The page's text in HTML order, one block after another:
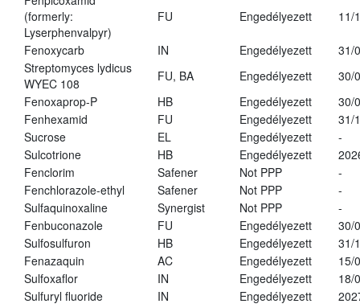
(formerly:
Lyserphenvalpyr)
FU Engedélyezett 11/
Fenoxycarb IN Engedélyezett
31/
Streptomyces lydicus
WYEC 108
FU, BA Engedélyezett
30/
Fenoxaprop-P
HB Engedélyezett
30/
Fenhexamid
FU Engedélyezett
31/
Sucrose
EL Engedélyezett
-
Sulcotrione
HB Engedélyezett
Fenclorim
Safener Not PPP
-
Fenchlorazole-ethyl
Safener Not PPP
-
Sulfaquinoxaline
Synergist Not PPP
-
Fenbuconazole
FU Engedélyezett
30/
Sulfosulfuron
HB Engedélyezett
31/
Fenazaquin
AC Engedélyezett
15/
Sulfoxaflor
IN Engedélyezett
18/
Sulfuryl fluoride
IN Engedélyezett